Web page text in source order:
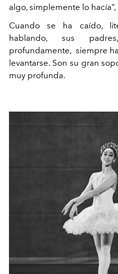
algo, simplemente lo hacía”,
Cuando se ha caído,
hablando, sus
profundamente, siempre
levantarse. Son su gran
muy profunda.